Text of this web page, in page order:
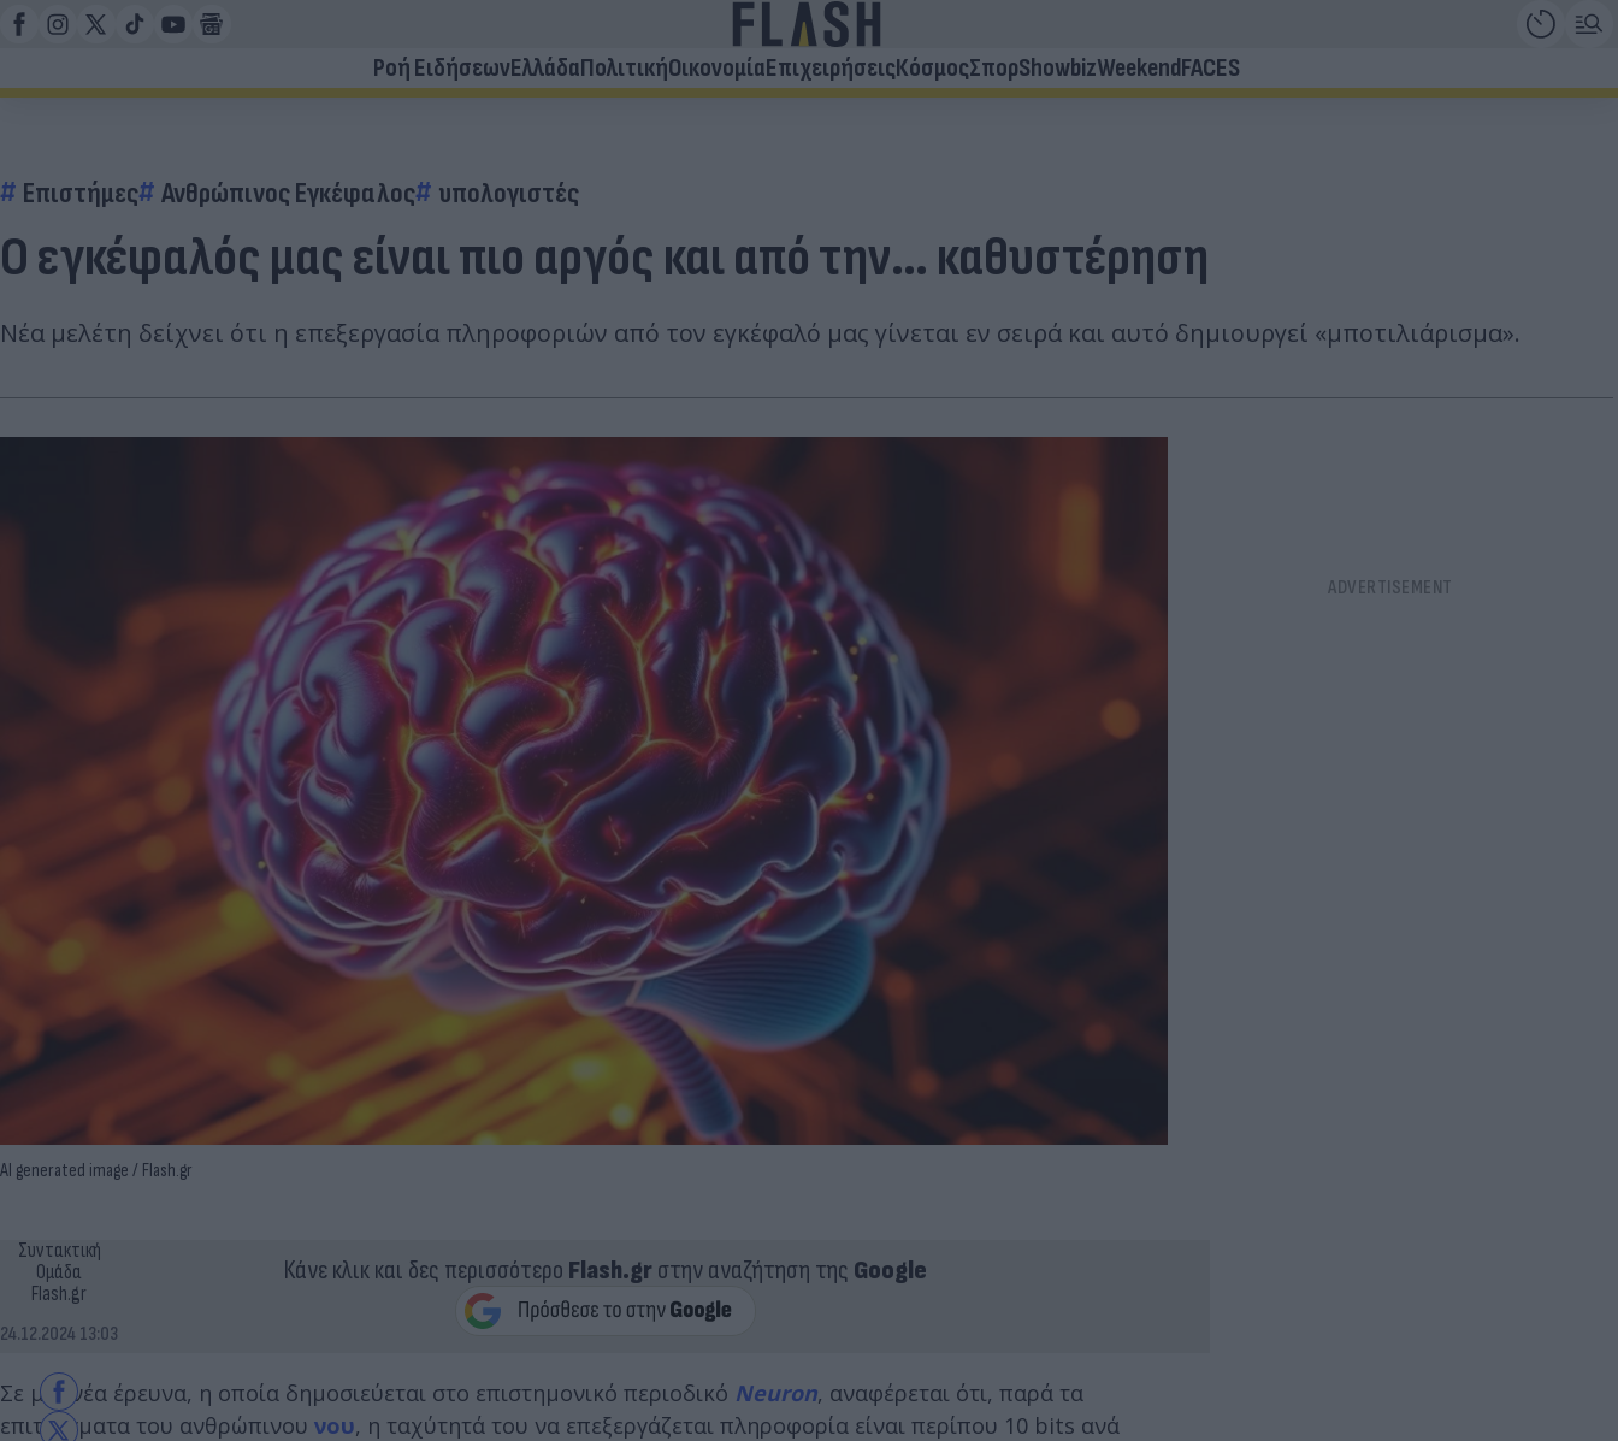
Ροή ΕιδήσεωνΕλλάδαΠολιτικήΟικονομίαΕπιχειρήσειςΚόσμοςΣπορShowbizWeekendFACES
Επιστήμες Ανθρώπινος Εγκέφαλος υπολογιστές
Ο εγκέφαλός μας είναι πιο αργός και από την… καθυστέρηση
Νέα μελέτη δείχνει ότι η επεξεργασία πληροφοριών από τον εγκέφαλό μας γίνεται εν σειρά και αυτό δημιουργεί «μποτιλιάρισμα».
AI generated image / Flash.gr
Συντακτική
Ομάδα
Flash.gr
24.12.2024 13:03
Κάνε κλικ και δες περισσότερο Flash.grστην αναζήτηση της Google
Σε μια νέα έρευνα, η οποία δημοσιεύεται στο επιστημονικό περιοδικό Neuron, αναφέρεται ότι, παρά τα
επιτεύγματα του ανθρώπινου νου, η ταχύτητά του να επεξεργάζεται πληροφορία είναι περίπου 10 bits ανά